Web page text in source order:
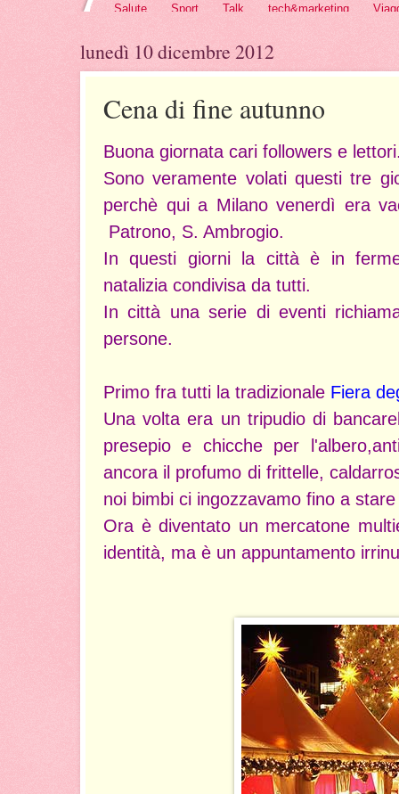
Salute
Sport Talk tech&marketing
lunedì 10 dicembre 2012
Cena di fine autunno
Buona giornata cari followers e
Sono veramente volati questi tre
perchè qui a Milano venerdì era
Patrono, S. Ambrogio.
In questi giorni la città è in
natalizia condivisa da tutti.
In città una serie di eventi
persone.
Primo fra tutti la tradizionale Fiera
Una volta era un tripudio di
presepio e chicche per
ancora il profumo di frittelle,
noi bimbi ci ingozzavamo fino a
Ora è diventato un mercatone
identità, ma è un appuntamento